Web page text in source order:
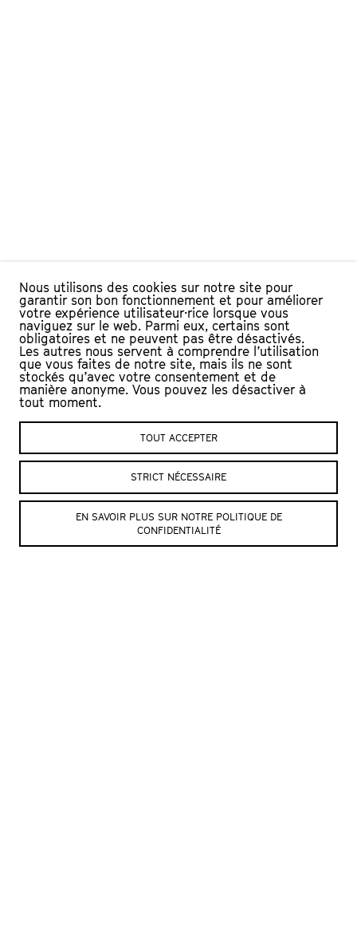
Le Château, CP
1401 Yverdon-les-Bains
Nous contacter :
Billetterie+41 (0)24 423
65 84
Administration
Nous utilisons des cookies sur notre site pour
garantir son bon fonctionnement et pour améliorer
votre expérience utilisateur·rice lorsque vous
naviguez sur le web. Parmi eux, certains sont
obligatoires et ne peuvent pas être désactivés.
Les autres nous servent à comprendre l’utilisation
que vous faites de notre site, mais ils ne sont
stockés qu’avec votre consentement et de
manière anonyme. Vous pouvez les désactiver à
tout moment.
TOUT ACCEPTER
STRICT NÉCESSAIRE
EN SAVOIR PLUS SUR NOTRE POLITIQUE DE
CONFIDENTIALITÉ